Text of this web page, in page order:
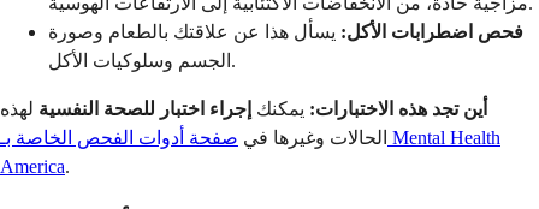
فحص اضطرابات الأكل: يسأل هذا عن علاقتك بالطعام وصورة
الجسم وسلوكيات الأكل.
أين تجد هذه الاختبارات: يمكنك إجراء اختبار للصحة النفسية لهذه
الحالات وغيرها في صفحة أدوات الفحص الخاصة بـ Mental Health
America.